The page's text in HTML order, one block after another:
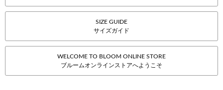
SIZE GUIDE
サイズガイド
WELCOME TO BLOOM ONLINE STORE
ブルームオンラインストアへようこそ